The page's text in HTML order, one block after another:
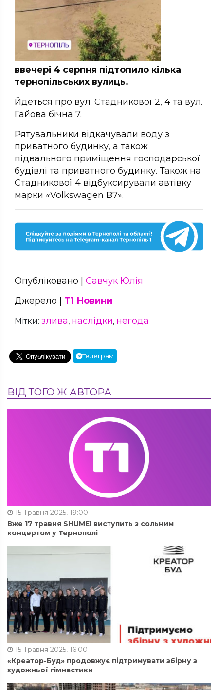
ввечері 4 серпня підтопило кілька
тернопільських вулиць.
Йдеться про вул. Стадникової 2, 4 та вул.
Гайова бічна 7.
Рятувальники відкачували воду з
приватного будинку, а також
підвального приміщення господарської
будівлі та приватного будинку. Також на
Стадникової 4 відбуксирували автівку
марки «Volkswagen B7».
Опубліковано | Савчук Юлія
Джерело | Т1 Новини
Мітки: злива, наслідки, негода
Телеграм
ВІД ТОГО Ж АВТОРА
15 Травня 2025, 19:00
Вже 17 травня SHUMEI виступить з сольним
концертом у Тернополі
15 Травня 2025, 16:00
«Креатор-Буд» продовжує підтримувати збірну з
художньої гімнастики